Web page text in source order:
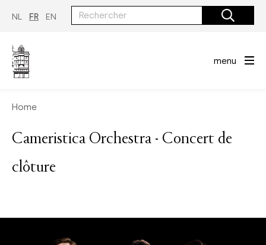
NL FR EN
menu
Home
Cameristica Orchestra - Concert de
clôture